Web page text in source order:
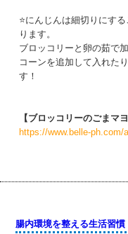
⭐にんじんは細切りにす
ります。
ブロッコリーと卵の茹で
コーンを追加して入れた
す！
【ブロッコリーのごまマ
https://www.belle-
腸内環境を整える生活習慣